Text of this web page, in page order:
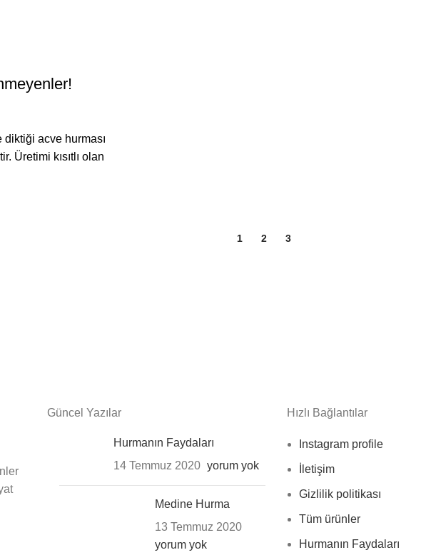
acve hurması
Üretimi kısıtlı olan
1 2 3
Güncel Yazılar
Hurmanın Faydaları
14 Temmuz 2020 yorum yok
Medine Hurma
13 Temmuz 2020
yorum yok
Hızlı Bağlantılar
Instagram profile
İletişim
Gizlilik politikası
Tüm ürünler
Hurmanın Faydaları